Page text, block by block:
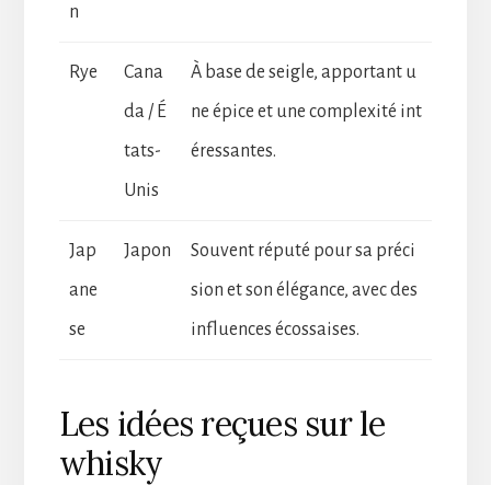
n
Rye
Cana
da / É
tats-
Unis
À base de seigle, apportant u
ne épice et une complexité int
éressantes.
Jap
ane
se
Japon
Souvent réputé pour sa préci
sion et son élégance, avec des
influences écossaises.
Les idées reçues sur le
whisky